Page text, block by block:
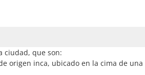
ciudad, que son:
origen inca, ubicado en la cima de una